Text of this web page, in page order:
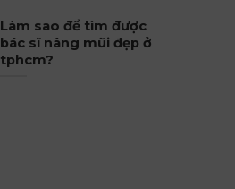
Làm sao để tìm được
bác sĩ nâng mũi đẹp ở
tphcm?